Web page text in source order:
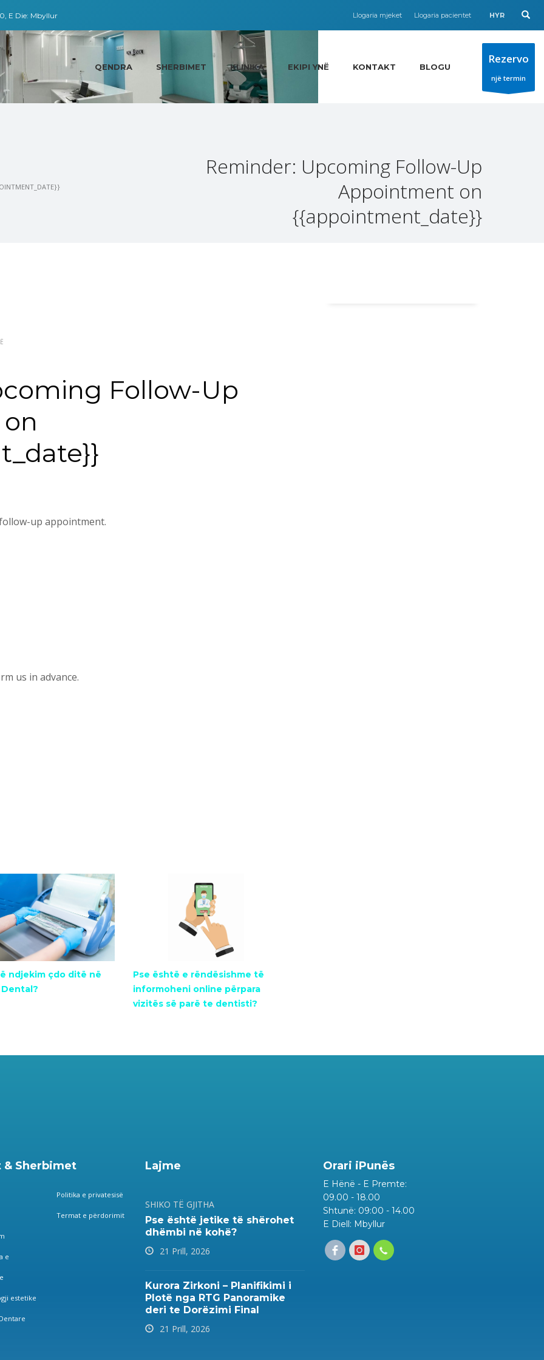
E Die: Mbyllur Llogaria mjeket Llogaria pacientet HYR
QENDRA SHERBIMET KLINIKA EKIPI YNË KONTAKT BLOGU
Rezervo
një termin
Reminder: Upcoming Follow-Up
Appointment on
{{appointment_date}}
Follow-Up
up appointment.
us in advance.
ndjekim çdo ditë në
Pse është e rëndësishme të
informoheni online përpara
vizitës së parë te dentisti?
& Sherbimet
e
estetike
Politika e privatesisë
Termat e përdorimit
Lajme
SHIKO TË GJITHA
Pse është jetike të shërohet
dhëmbi në kohë?
21 Prill, 2026
Kurora Zirkoni – Planifikimi i
Plotë nga RTG Panoramike
deri te Dorëzimi Final
21 Prill, 2026
Orari iPunës
E Hënë - E Premte:
09.00 - 18.00
Shtunë: 09:00 - 14.00
E Diell: Mbyllur